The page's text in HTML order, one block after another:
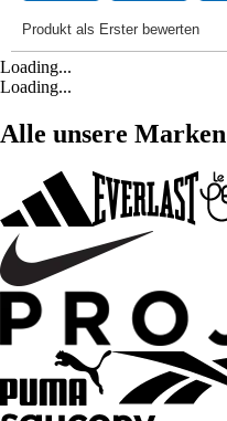
Loading...
Loading...
Alle unsere Marken